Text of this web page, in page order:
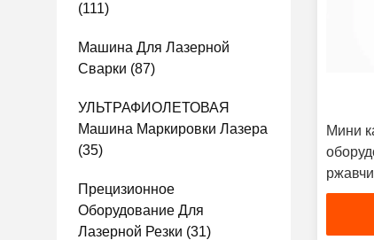
(111)
Машина Для Лазерной
Сварки (87)
УЛЬТРАФИОЛЕТОВАЯ
Машина Маркировки Лазера
(35)
Прецизионное
Оборудование Для
Лазерной Резки (31)
Мини
окись